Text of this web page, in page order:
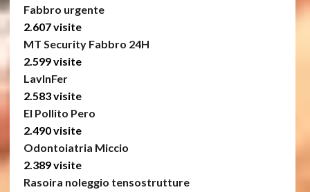
Fabbro urgente
2.607 visite
MT Security Fabbro 24H
2.599 visite
LavInFer
2.583 visite
El Pollito Pero
2.490 visite
Odontoiatria Miccio
2.389 visite
Rasoira noleggio tensostrutture